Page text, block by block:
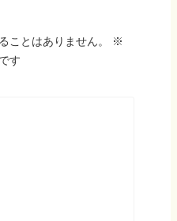
ことはありません。
※
す